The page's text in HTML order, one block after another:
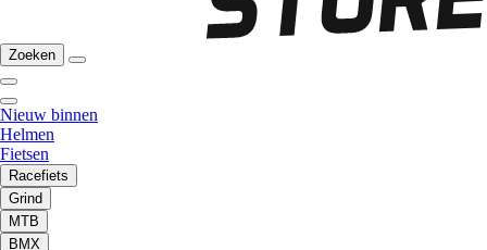
Zoeken
Nieuw binnen
Helmen
Fietsen
Racefiets
Grind
MTB
BMX